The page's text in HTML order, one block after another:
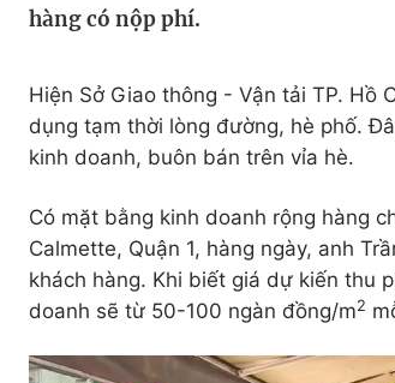
hàng có nộp phí.
Hiện Sở Giao thông - Vận tải TP. Hồ
dụng tạm thời lòng đường, hè phố.
kinh doanh, buôn bán trên vỉa hè.
Có mặt bằng kinh doanh rộng hàng
Calmette, Quận 1, hàng ngày, anh
khách hàng. Khi biết giá dự kiến thu
doanh sẽ từ 50-100 ngàn đồng/m2